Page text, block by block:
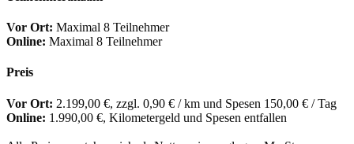
Vor Ort: Maximal 8 Teilnehmer
Online: Maximal 8 Teilnehmer
Preis
Vor Ort: 2.199,00 €, zzgl. 0,90 € / km und Spesen 150,00 € / Tag
Online: 1.990,00 €, Kilometergeld und Spesen entfallen